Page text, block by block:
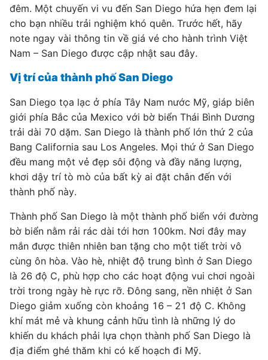
đêm. Một chuyến vi vu đến San Diego hứa hẹn đem lại
cho bạn nhiều trải nghiệm khó quên. Trước hết, hãy
note ngay vài thông tin về giá vé cho hành trình Việt
Nam – San Diego được cập nhật sau đây.
Vị trí của thành phố San Diego
San Diego tọa lạc ở phía Tây Nam nước Mỹ, giáp biên
giới phía Bắc của Mexico với bờ biển Thái Bình Dương
trải dài 70 dặm. San Diego là thành phố lớn thứ 2 của
Bang California sau Los Angeles. Mọi thứ ở San Diego
đều mang một vẻ đẹp sôi động và đầy năng lượng,
khơi dậy trí tò mò của bất kỳ ai đặt chân đến với
thành phố này.
Thành phố San Diego là một thành phố biển với đường
bờ biển nằm rải rác dài tới hơn 100km. Nơi đây may
mắn được thiên nhiên ban tặng cho một tiết trời vô
cùng ôn hòa. Vào hè, nhiệt độ trung bình ở San Diego
là 26 độ C, phù hợp cho các hoạt động vui chơi ngoài
trời trong ngày hè rực rỡ. Đông sang, nền nhiệt ở San
Diego giảm xuống còn khoảng 16 – 21 độ C. Không
khí mát mẻ và khung cảnh hữu tình là những lý do
khiến du khách phải lựa chọn thành phố San Diego là
địa điểm ghé thăm khi có kế hoạch đi Mỹ.